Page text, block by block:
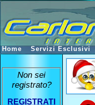
Non sei
registrato?
REGISTRATI
Home Servizi Esclusivi